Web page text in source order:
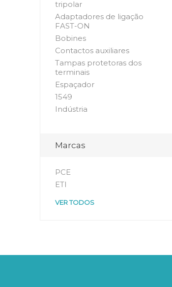
tripolar
Adaptadores de ligação
FAST-ON
Bobines
Contactos auxiliares
Tampas protetoras dos
terminais
Espaçador
1549
Indústria
Marcas
PCE
ETI
VER TODOS